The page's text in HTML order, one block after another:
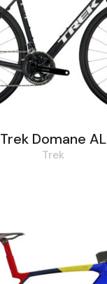
Trek Domane AL
Trek